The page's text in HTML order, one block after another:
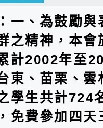
一、為鼓勵
之精神，本
計2002年至
東、苗栗、
學生共計724
免費參加四